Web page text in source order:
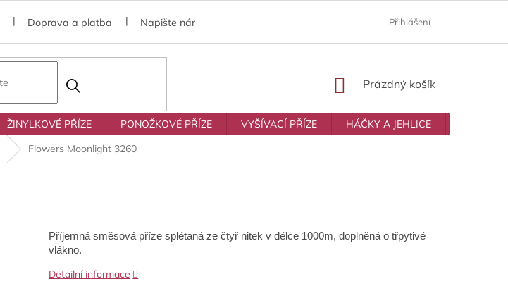
Doprava a platba Napište nám Prodávané značky
Přihlášení
NÁKUPNÍ
Prázdný košík
ŽINYLKOVÉ PŘÍZE PONOŽKOVÉ PŘÍZE VYŠÍVACÍ PŘÍZE HÁČKY A JEHLICE
Flowers Moonlight 3260
Příjemná směsová příze splétaná ze čtyř nitek v délce 1000m, doplněná o třpytivé
vlákno.
Detailní informace